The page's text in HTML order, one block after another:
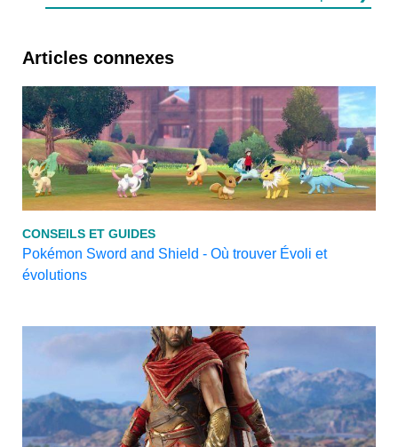
Articles connexes
CONSEILS ET GUIDES
Pokémon Sword and Shield - Où trouver Évoli et
évolutions